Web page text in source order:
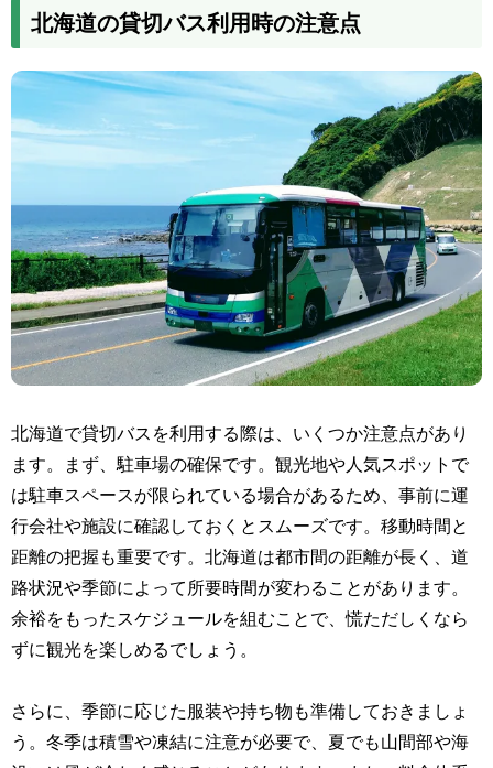
北海道の貸切バス利用時の注意点
北海道で貸切バスを利用する際は、いくつか注意点があり
ます。まず、駐車場の確保です。観光地や人気スポットで
は駐車スペースが限られている場合があるため、事前に運
行会社や施設に確認しておくとスムーズです。移動時間と
距離の把握も重要です。北海道は都市間の距離が長く、道
路状況や季節によって所要時間が変わることがあります。
余裕をもったスケジュールを組むことで、慌ただしくなら
ずに観光を楽しめるでしょう。
さらに、季節に応じた服装や持ち物も準備しておきましょ
う。冬季は積雪や凍結に注意が必要で、夏でも山間部や海